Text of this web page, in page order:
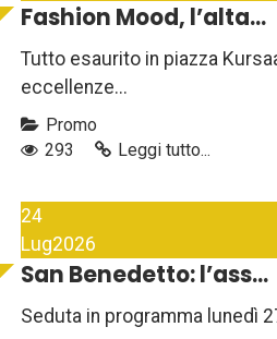
Fashion Mood, l’alta...
Tutto esaurito in piazza
eccellenze...
Promo
293
Leggi tutto...
24
Lug2026
San Benedetto: l’ass...
Seduta in programma lunedì